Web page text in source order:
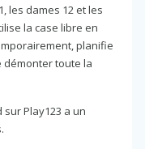
les dames 12 et les
la case libre en
planifie
démonter toute la
Play123 a un